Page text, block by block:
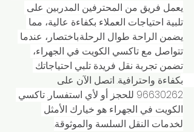
يعمل فريق من المحترفين المدربين على
تلبية احتياجات العملاء بكفاءة عالية، مما
يضمن الراحة طوال الرحلة.باختصار، عندما
تتواصل مع تاكسي الكويت في الجهراء،
تضمن تجربة نقل فريدة تلبي احتياجاتك
بكفاءة واحترافية. اتصل الآن على
96630262 للحجز أو لأي استفسار. تاكسي
الكويت في الجهراء هو خيارك الأمثل
لخدمات النقل السلسة والموثوقة.